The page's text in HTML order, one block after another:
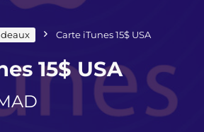
Carte iTunes 15$ USA
15$ USA
prix